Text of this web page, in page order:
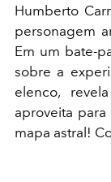
Humberto
personagem
Em um bate-
sobre a
elenco,
aproveita
mapa astral!